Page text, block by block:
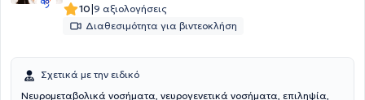
10|9 αξιολογήσεις
Διαθεσιμότητα για βιντεοκλήση
Σχετικά με την ειδικό
Νευρομεταβολικά νοσήματα, νευρογενετικά νοσήματα, επιληψία,